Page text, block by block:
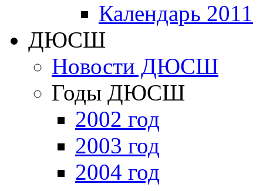
Календарь 2011
ДЮСШ
Новости ДЮСШ
Годы ДЮСШ
2002 год
2003 год
2004 год